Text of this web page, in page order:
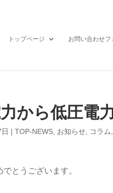
トップページ お問い合わせフ
から低圧電
|TOP-NEWS お知らせ コラム
とうございます。